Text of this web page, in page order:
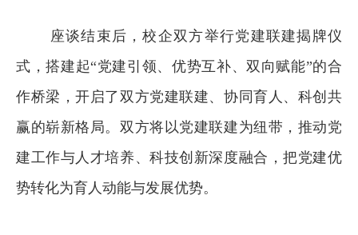
座谈结束后，校企双方举行党建联建揭牌仪
式，搭建起“党建引领、优势互补、双向赋能”的合
作桥梁，开启了双方党建联建、协同育人、科创共
赢的崭新格局。双方将以党建联建为纽带，推动党
建工作与人才培养、科技创新深度融合，把党建优
势转化为育人动能与发展优势。